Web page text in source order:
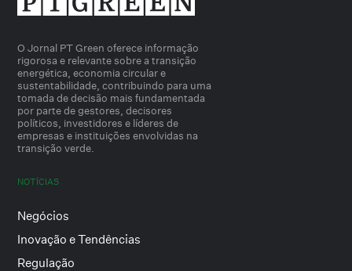
O Jornal PT Green oferece informação
rigorosa e relevante sobre a transição
energética, economia circular e
sustentabilidade, contribuindo para uma
tomada de decisão mais fundamentada
por parte de gestores, decisores
políticos, investidores e líderes de
empresas e instituições envolvidas na
transição verde.
NOTÍCIAS
Negócios
Inovação e Tendências
Regulação